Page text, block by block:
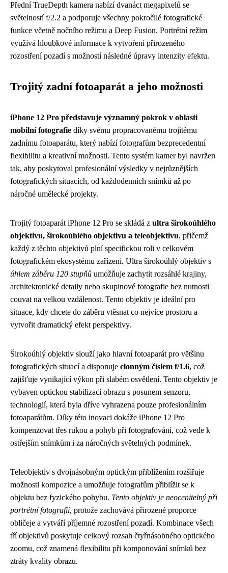
Přední TrueDepth kamera nabízí dvanáct megapixelů se
světelností f/2.2 a podporuje všechny pokročilé fotografické
funkce včetně nočního režimu a Deep Fusion. Portrétní režim
využívá hloubkové informace k vytvoření přirozeného
rozostření pozadí s možností následné úpravy intenzity efektu.
Trojitý zadní fotoaparát a jeho možnosti
iPhone 12 Pro představuje významný pokrok v oblasti
mobilní fotografie díky svému propracovanému trojitému
zadnímu fotoaparátu, který nabízí fotografům bezprecedentní
flexibilitu a kreativní možnosti. Tento systém kamer byl navržen
tak, aby poskytoval profesionální výsledky v nejrůznějších
fotografických situacích, od každodenních snímků až po
náročné umělecké projekty.
Trojitý fotoaparát iPhone 12 Pro se skládá z ultra širokoúhlého
objektivu, širokoúhlého objektivu a teleobjektivu, přičemž
každý z těchto objektivů plní specifickou roli v celkovém
fotografickém ekosystému zařízení. Ultra širokoúhlý objektiv s
úhlem záběru 120 stupňů umožňuje zachytit rozsáhlé krajiny,
architektonické detaily nebo skupinové fotografie bez nutnosti
couvat na velkou vzdálenost. Tento objektiv je ideální pro
situace, kdy chcete do záběru vtěsnat co nejvíce prostoru a
vytvořit dramatický efekt perspektivy.
Širokoúhlý objektiv slouží jako hlavní fotoaparát pro většinu
fotografických situací a disponuje clonným číslem f/1.6, což
zajišťuje vynikající výkon při slabém osvětlení. Tento objektiv je
vybaven optickou stabilizací obrazu s posunem senzoru,
technologií, která byla dříve vyhrazena pouze profesionálním
fotoaparátům. Díky této inovaci dokáže iPhone 12 Pro
kompenzovat třes rukou a pohyb při fotografování, což vede k
ostřejším snímkům i za náročných světelných podmínek.
Teleobjektiv s dvojnásobným optickým přiblížením rozšiřuje
možnosti kompozice a umožňuje fotografům přiblížit se k
objektu bez fyzického pohybu. Tento objektiv je neocenitelný při
portrétní fotografii, protože zachovává přirozené proporce
obličeje a vytváří příjemné rozostření pozadí. Kombinace všech
tří objektivů poskytuje celkový rozsah čtyřnásobného optického
zoomu, což znamená flexibilitu při komponování snímků bez
ztráty kvality obrazu.